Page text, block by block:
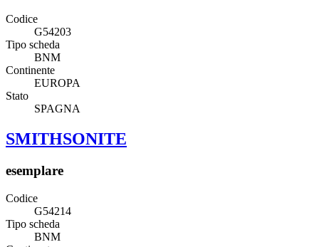
Codice
G54203
Tipo scheda
BNM
Continente
EUROPA
Stato
SPAGNA
SMITHSONITE
esemplare
Codice
G54214
Tipo scheda
BNM